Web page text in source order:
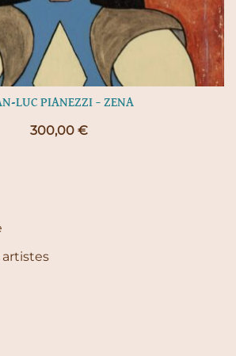
LUC PIANEZZI – ZENA
300,00 €
artistes